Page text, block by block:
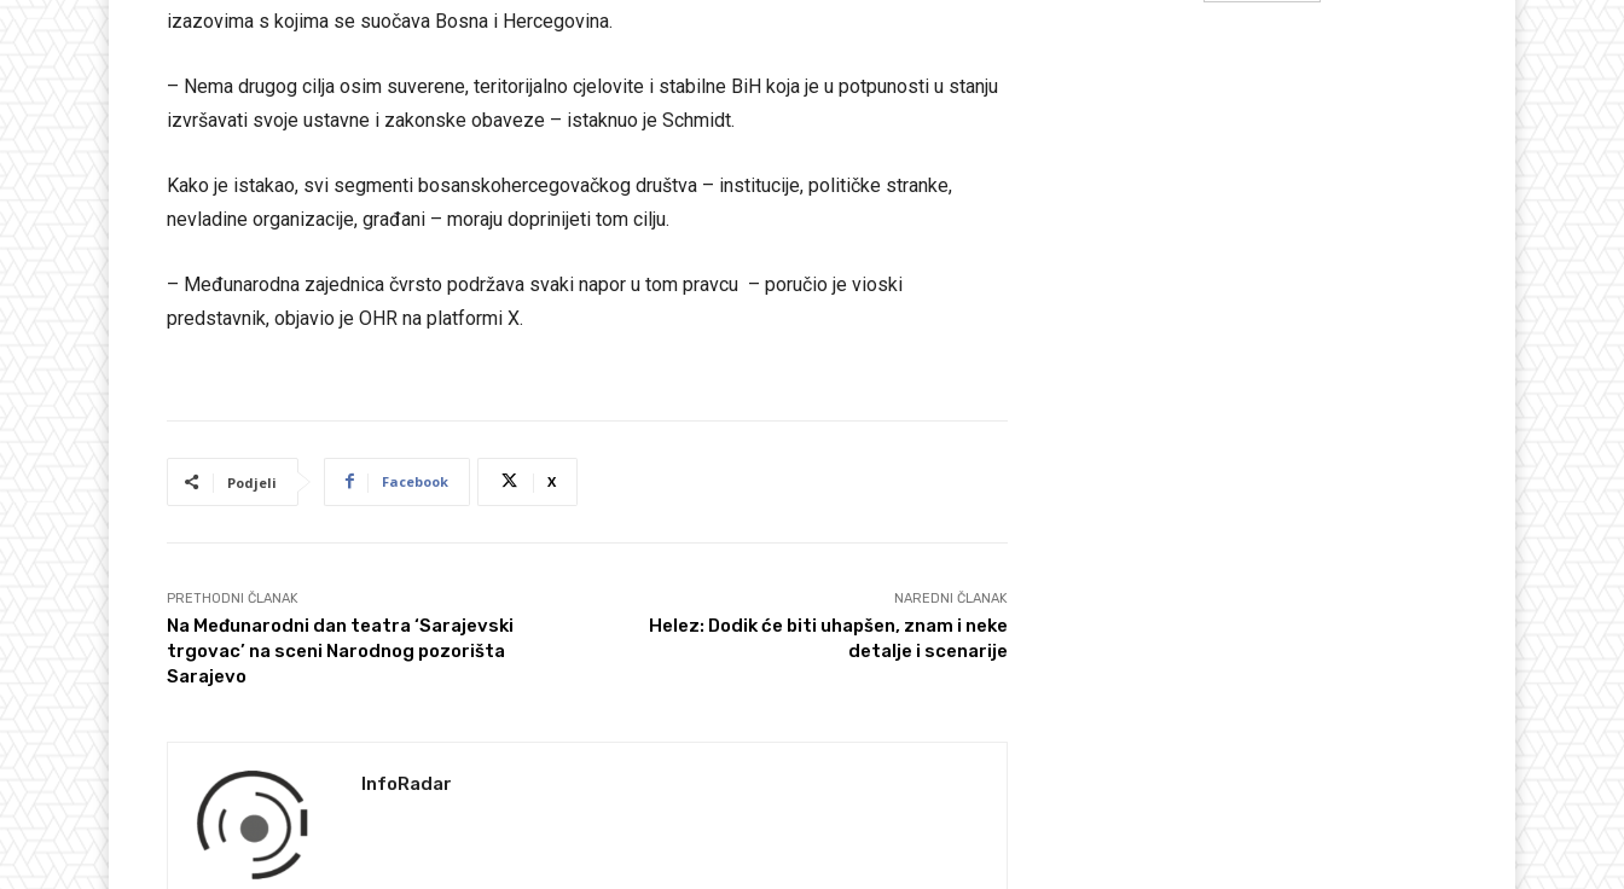
izazovima s kojima se suočava Bosna i Hercegovina.
– Nema drugog cilja osim suverene, teritorijalno cjelovite i stabilne BiH koja je u potpunosti u stanju
izvršavati svoje ustavne i zakonske obaveze – istaknuo je Schmidt.
Kako je istakao, svi segmenti bosanskohercegovačkog društva – institucije, političke stranke,
nevladine organizacije, građani – moraju doprinijeti tom cilju.
– Međunarodna zajednica čvrsto podržava svaki napor u tom pravcu – poručio je vioski
predstavnik, objavio je OHR na platformi X.
Podjeli Facebook X
PRETHODNI ČLANAK
Na Međunarodni dan teatra ‘Sarajevski
trgovac’ na sceni Narodnog pozorišta
Sarajevo
NAREDNI ČLANAK
Helez: Dodik će biti uhapšen, znam i neke
detalje i scenarije
InfoRadar